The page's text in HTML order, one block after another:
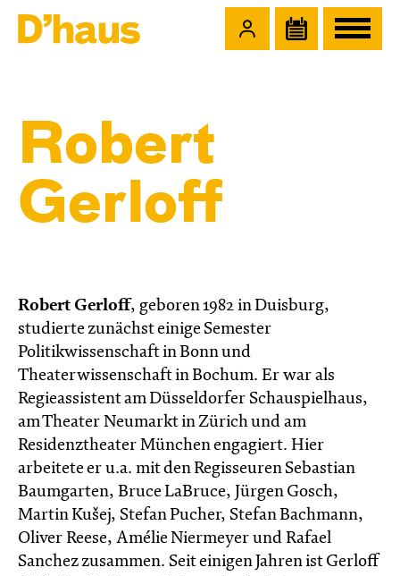
Robert
Gerloff
Robert Gerloff, geboren 1982 in Duisburg,
studierte zunächst einige Semester
Politikwissenschaft in Bonn und
Theaterwissenschaft in Bochum. Er war als
Regieassistent am Düsseldorfer Schauspielhaus,
am Theater Neumarkt in Zürich und am
Residenztheater München engagiert. Hier
arbeitete er u.a. mit den Regisseuren Sebastian
Baumgarten, Bruce LaBruce, Jürgen Gosch,
Martin Kušej, Stefan Pucher, Stefan Bachmann,
Oliver Reese, Amélie Niermeyer und Rafael
Sanchez zusammen. Seit einigen Jahren ist Gerloff